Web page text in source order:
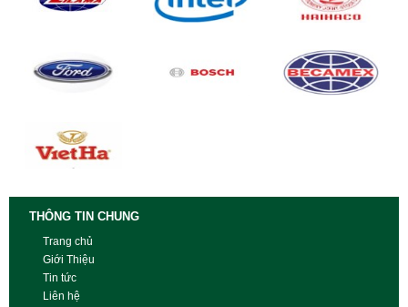
THÔNG TIN CHUNG
Trang chủ
Giới Thiệu
Tin tức
Liên hệ